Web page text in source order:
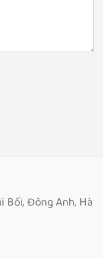
Bối, Đông Anh, Hà